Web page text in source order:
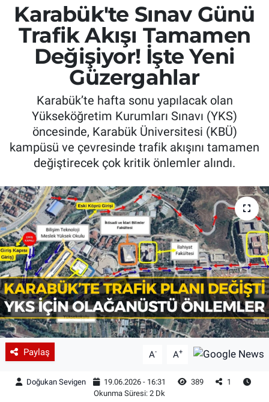
Karabük'te Sınav Günü
Trafik Akışı Tamamen
Değişiyor! İşte Yeni
Güzergahlar
Karabük’te hafta sonu yapılacak olan
Yükseköğretim Kurumları Sınavı (YKS)
öncesinde, Karabük Üniversitesi (KBÜ)
kampüsü ve çevresinde trafik akışını tamamen
değiştirecek çok kritik önlemler alındı.
Paylaş A- A+
Doğukan Sevigen 19.06.2026 - 16:31 389
1
Okunma Süresi: 2 Dk